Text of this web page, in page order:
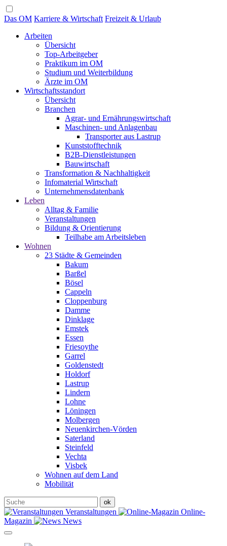
Das OM Karriere & Wirtschaft Freizeit & Urlaub
Arbeiten
Übersicht
Top-Arbeitgeber
Praktikum im OM
Studium und Weiterbildung
Ärzte im OM
Wirtschaftsstandort
Übersicht
Branchen
Agrar- und Ernährungswirtschaft
Maschinen- und Anlagenbau
Transporter aus Lastrup
Kunststofftechnik
B2B-Dienstleistungen
Bauwirtschaft
Transformation & Nachhaltigkeit
Infomaterial Wirtschaft
Unternehmensdatenbank
Leben
Alltag & Familie
Veranstaltungen
Bildung & Orientierung
Teilhabe am Arbeitsleben
Wohnen
23 Städte & Gemeinden
Bakum
Barßel
Bösel
Cappeln
Cloppenburg
Damme
Dinklage
Emstek
Essen
Friesoythe
Garrel
Goldenstedt
Holdorf
Lastrup
Lindern
Lohne
Löningen
Molbergen
Neuenkirchen-Vörden
Saterland
Steinfeld
Vechta
Visbek
Wohnen auf dem Land
Mobilität
Veranstaltungen
Online-
Magazin
News